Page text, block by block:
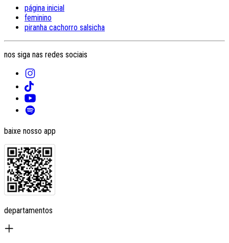
página inicial
feminino
piranha cachorro salsicha
nos siga nas redes sociais
baixe nosso app
departamentos